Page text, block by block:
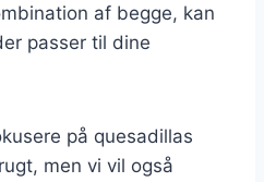
af begge, kan
passer til dine
på quesadillas
men vi vil også